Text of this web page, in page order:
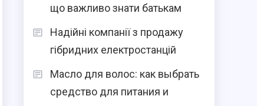
що важливо знати батькам
Надійні компанії з продажу
гібридних електростанцій
Масло для волос: как выбрать
средство для питания и